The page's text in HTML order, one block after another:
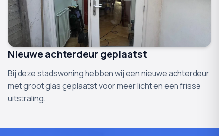
Nieuwe achterdeur geplaatst
Bij deze stadswoning hebben wij een nieuwe achterdeur
met groot glas geplaatst voor meer licht en een frisse
uitstraling.